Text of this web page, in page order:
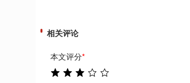
相关评论
本文评分*